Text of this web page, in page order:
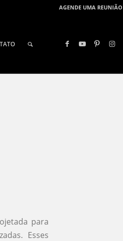
AGENDE UMA
para
Esses